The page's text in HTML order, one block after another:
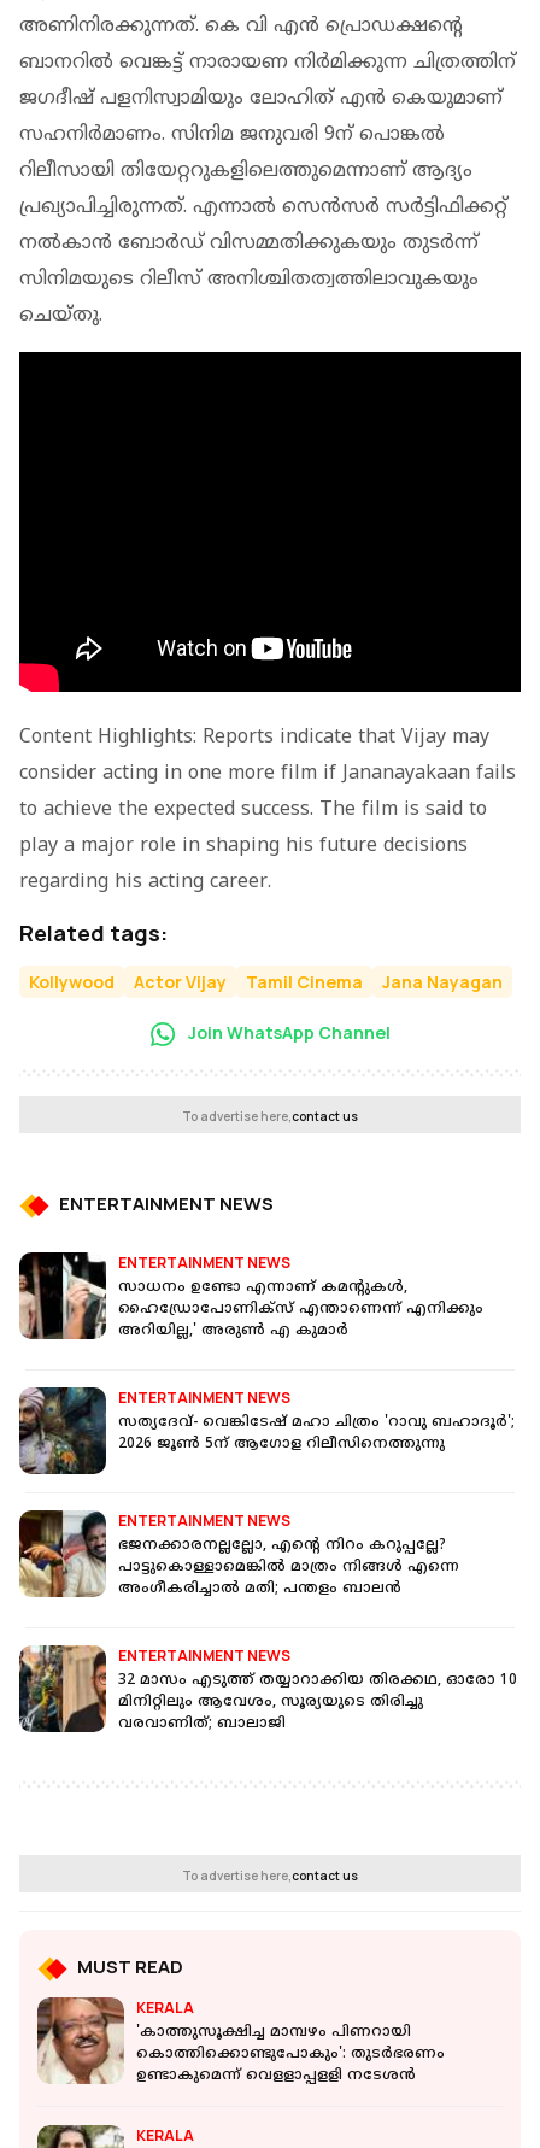
അണിനിരക്കുന്നത്. കെ വി എൻ പ്രൊഡക്ഷന്റെ
ബാനറിൽ വെങ്കട്ട് നാരായണ നിർമിക്കുന്ന ചിത്രത്തിന്
ജഗദീഷ് പളനിസ്വാമിയും ലോഹിത് എൻ കെയുമാണ്
സഹനിർമാണം. സിനിമ ജനുവരി 9ന് പൊങ്കൽ
റിലീസായി തിയേറ്ററുകളിലെത്തുമെന്നാണ് ആദ്യം
പ്രഖ്യാപിച്ചിരുന്നത്. എന്നാൽ സെൻസർ സർട്ടിഫിക്കറ്റ്
നൽകാൻ ബോർഡ് വിസമ്മതിക്കുകയും തുടർന്ന്
സിനിമയുടെ റിലീസ് അനിശ്ചിതത്വത്തിലാവുകയും
ചെയ്തു.
Content Highlights: Reports indicate that Vijay may
consider acting in one more film if Jananayakaan fails
to achieve the expected success. The film is said to
play a major role in shaping his future decisions
regarding his acting career.
Related tags:
Kollywood Actor Vijay Tamil Cinema Jana Nayagan
Join WhatsApp Channel
To advertise here,contact us
ENTERTAINMENT NEWS
ENTERTAINMENT NEWS
സാധനം ഉണ്ടോ എന്നാണ് കമന്റുകൾ,
ഹൈഡ്രോപോണിക്സ് എന്താണെന്ന് എനിക്കും
അറിയില്ല,' അരുൺ എ കുമാർ
ENTERTAINMENT NEWS
സത്യദേവ്- വെങ്കിടേഷ് മഹാ ചിത്രം 'റാവു ബഹാദൂര്‍';
2026 ജൂണ്‍ 5ന് ആഗോള റിലീസിനെത്തുന്നു
ENTERTAINMENT NEWS
ഭജനക്കാരനല്ലല്ലോ, എന്റെ നിറം കറുപ്പല്ലേ?
പാട്ടുകൊള്ളാമെങ്കിൽ മാത്രം നിങ്ങൾ എന്നെ
അംഗീകരിച്ചാൽ മതി; പന്തളം ബാലൻ
ENTERTAINMENT NEWS
32 മാസം എടുത്ത് തയ്യാറാക്കിയ തിരക്കഥ, ഓരോ 10
മിനിറ്റിലും ആവേശം, സൂര്യയുടെ തിരിച്ചു
വരവാണിത്; ബാലാജി
To advertise here,contact us
MUST READ
KERALA
'കാത്തുസൂക്ഷിച്ച മാമ്പഴം പിണറായി
കൊത്തിക്കൊണ്ടുപോകും': തുടര്‍ഭരണം
ഉണ്ടാകുമെന്ന് വെളളാപ്പളളി നടേശന്‍
KERALA